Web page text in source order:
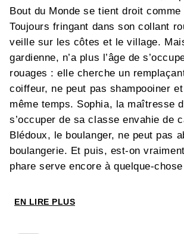
Bout du Monde se tient droit
Toujours fringant dans son collant
veille sur les côtes et le village.
gardienne, n’a plus l’âge de
rouages : elle cherche un
coiffeur, ne peut pas shampooiner
même temps. Sophia, la maîtresse
s’occuper de sa classe envahie de
Blédoux, le boulanger, ne peut pas
boulangerie. Et puis, est-on
phare serve encore à quelque-
– Qu'allons-nous faire ?
EN LIRE PLUS